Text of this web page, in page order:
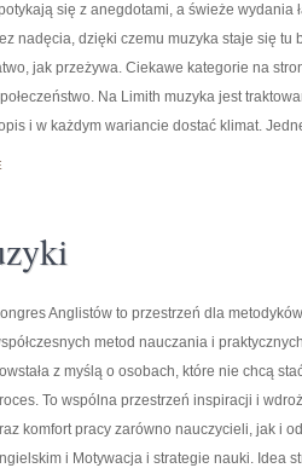
się z anegdotami, a świeże wydania
nadęcia, dzięki czemu muzyka staje się
jak przeżywa. Ciekawe kategorie na
Na Limith muzyka jest
i w każdym wariancie dostać klimat.
Anglistów to przestrzeń dla
metod nauczania i
z myślą o osobach, które nie chcą
To wspólna przestrzeń inspiracji i
komfort pracy zarówno nauczycieli, jak i
i Motywacja i strategie nauki. Idea